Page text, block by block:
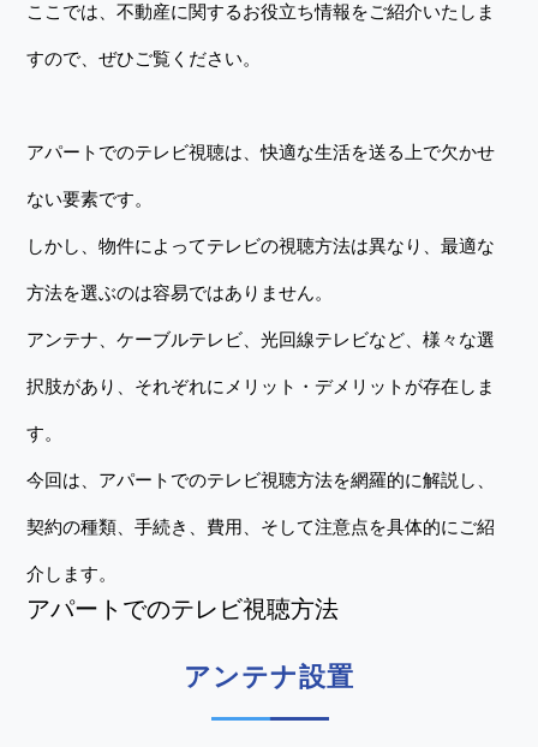
ここでは、不動産に関するお役立ち情報をご紹介いたしま
すので、ぜひご覧ください。
アパートでのテレビ視聴は、快適な生活を送る上で欠かせ
ない要素です。
しかし、物件によってテレビの視聴方法は異なり、最適な
方法を選ぶのは容易ではありません。
アンテナ、ケーブルテレビ、光回線テレビなど、様々な選
択肢があり、それぞれにメリット・デメリットが存在しま
す。
今回は、アパートでのテレビ視聴方法を網羅的に解説し、
契約の種類、手続き、費用、そして注意点を具体的にご紹
介します。
アパートでのテレビ視聴方法
アンテナ設置